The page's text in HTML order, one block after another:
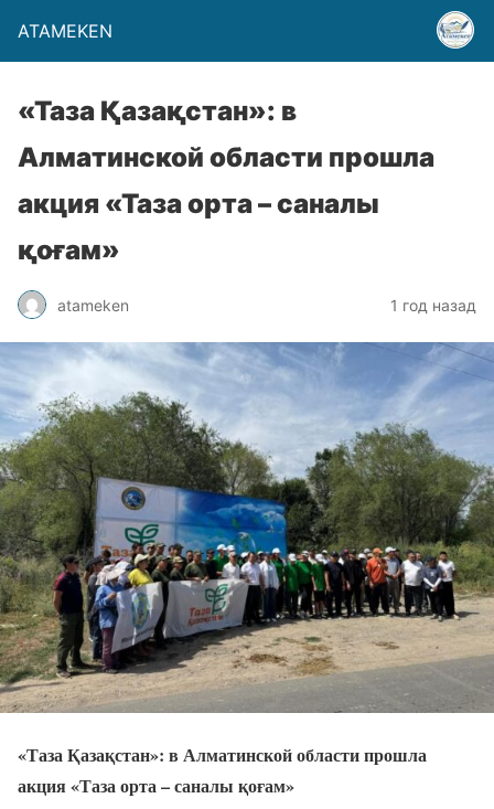
ATAMEKEN
«Таза Қазақстан»: в
Алматинской области прошла
акция «Таза орта – саналы
қоғам»
atameken 1 год назад
«Таза Қазақстан»: в Алматинской области прошла
акция «Таза орта – саналы қоғам»